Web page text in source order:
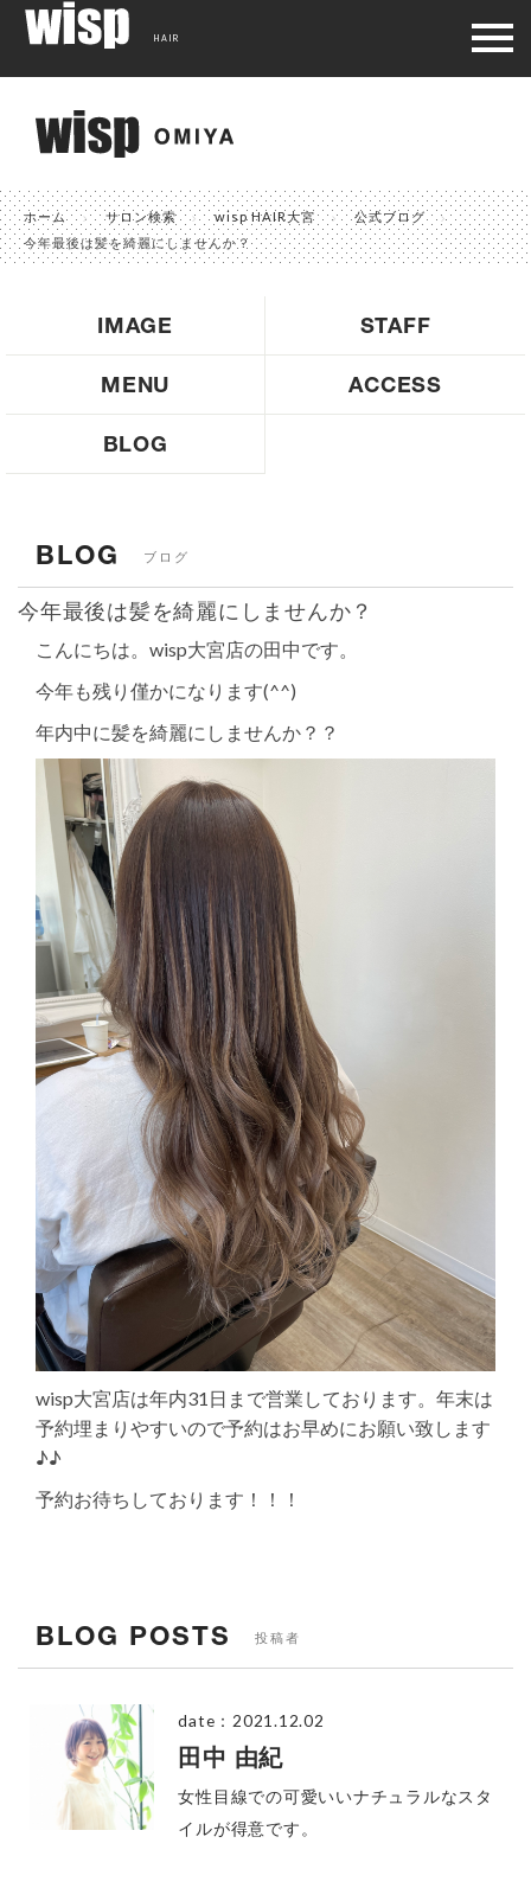
ホーム サロン検索 wisp HAIR大宮
公式ブログ
今年最後は髪を綺麗にしませんか？
IMAGE STAFF
MENU ACCESS
BLOG
BLOG ブログ
今年最後は髪を綺麗にしませんか？
こんにちは。wisp大宮店の田中です。
今年も残り僅かになります(^^)
年内中に髪を綺麗にしませんか？？
wisp大宮店は年内31日まで営業しております。年末は
予約埋まりやすいので予約はお早めにお願い致します
♪♪
予約お待ちしております！！！
BLOG POSTS 投稿者
date： 2021.12.02
田中 由紀
女性目線での可愛いいナチュラルなスタ
イルが得意です。
HAIR